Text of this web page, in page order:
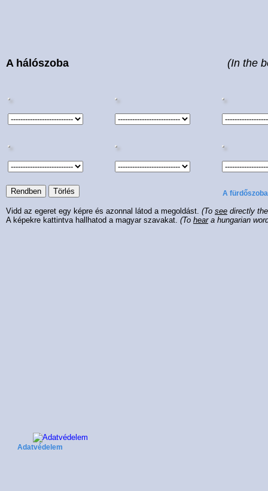
A hálószoba (In the
A fürdőszoba
Vidd az egeret egy képre és azonnal látod a megoldást. (To see directly
A képekre kattintva hallhatod a magyar szavakat. (To heara hungarian
Adatvédelem